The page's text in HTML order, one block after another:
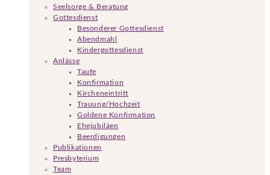
Seelsorge & Beratung
Gottesdienst
Besonderer Gottesdienst
Abendmahl
Kindergottesdienst
Anlässe
Taufe
Konfirmation
Kircheneintritt
Trauung/Hochzeit
Goldene Konfirmation
Ehejubiläen
Beerdigungen
Publikationen
Presbyterium
Team